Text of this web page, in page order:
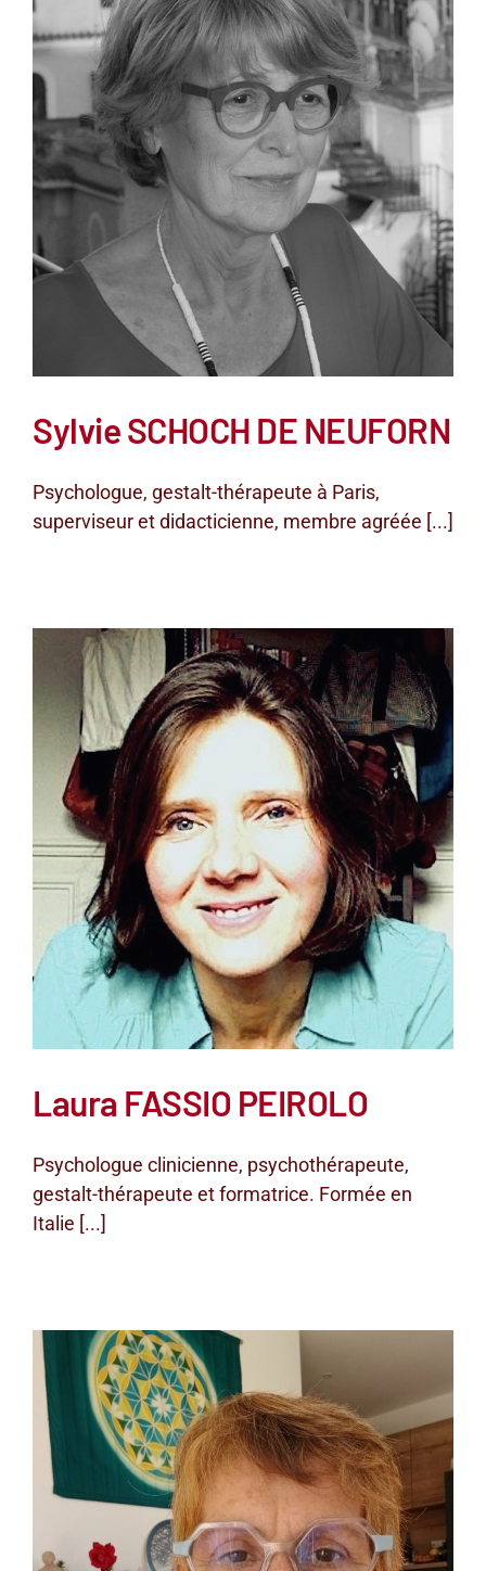
Sylvie SCHOCH DE NEUFORN
Psychologue, gestalt-thérapeute à Paris,
superviseur et didacticienne, membre agréée [...]
Laura FASSIO PEIROLO
Psychologue clinicienne, psychothérapeute,
gestalt-thérapeute et formatrice. Formée en
Italie [...]